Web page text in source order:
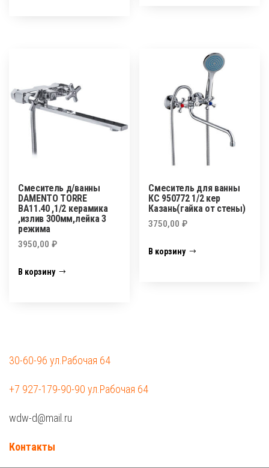
Смеситель д/ванны
DAMENTO TORRE
ВА11.40 ,1/2 керамика
,излив 300мм,лейка 3
режима
3950,00 ₽
В корзину
Смеситель для ванны
КС 950772 1/2 кер
Казань(гайка от стены)
3750,00₽
В корзину
30-60-96 ул.Рабочая 64
+7 927-179-90-90 ул.Рабочая 64
wdw-d@mail.ru
Контакты